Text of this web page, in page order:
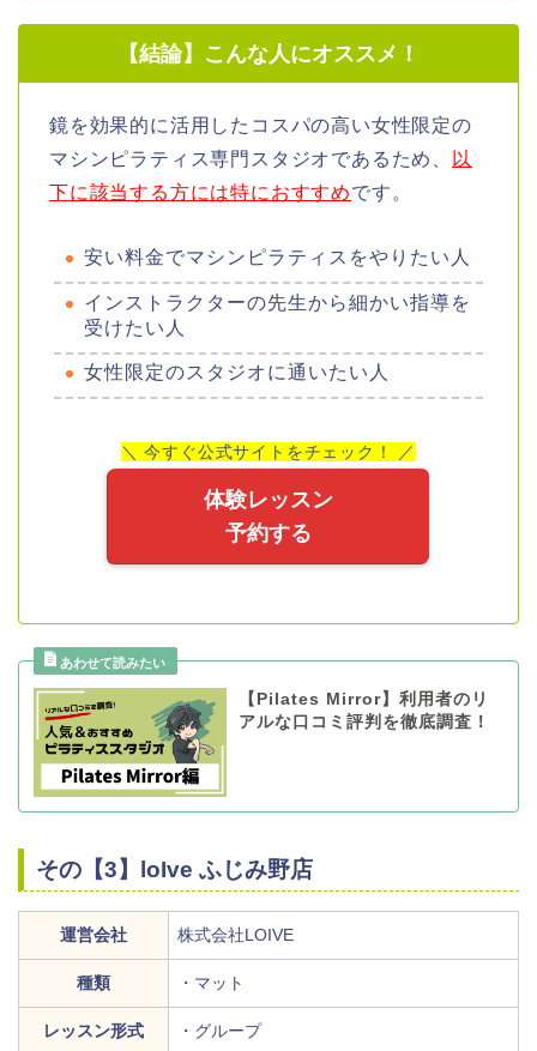
【結論】こんな人にオススメ！
鏡を効果的に活用したコスパの高い女性限定の
マシンピラティス専門スタジオであるため、
以
下に該当する方には特におすすめです。
安い料金でマシンピラティスをやりたい人
インストラクターの先生から細かい指導を
受けたい人
女性限定のスタジオに通いたい人
＼ 今すぐ公式サイトをチェック！ ／
体験レッスン
予約する
【Pilates Mirror】利用者のリ
アルな口コミ評判を徹底調査！
その【3】loIve ふじみ野店
運営会社 株式会社LOIVE
種類 ・マット
レッスン形式 ・グループ